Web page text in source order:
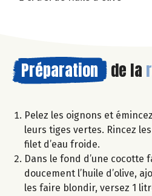
Préparation de la
Pelez les oignons et
leurs tiges vertes. Rincez
filet d’eau froide.
Dans le fond d’une cocotte
doucement l’huile d’olive,
les faire blondir, versez 1